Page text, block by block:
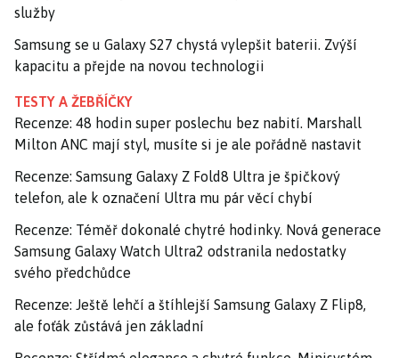
služby
Samsung se u Galaxy S27 chystá vylepšit baterii. Zvýší
kapacitu a přejde na novou technologii
TESTY A ŽEBŘÍČKY
Recenze: 48 hodin super poslechu bez nabití. Marshall
Milton ANC mají styl, musíte si je ale pořádně nastavit
Recenze: Samsung Galaxy Z Fold8 Ultra je špičkový
telefon, ale k označení Ultra mu pár věcí chybí
Recenze: Téměř dokonalé chytré hodinky. Nová generace
Samsung Galaxy Watch Ultra2 odstranila nedostatky
svého předchůdce
Recenze: Ještě lehčí a štíhlejší Samsung Galaxy Z Flip8,
ale foťák zůstává jen základní